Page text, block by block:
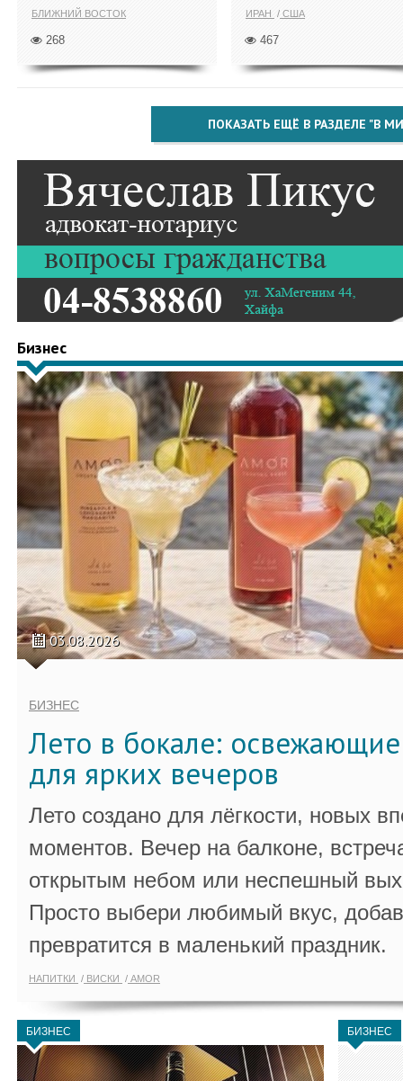
БЛИЖНИЙ ВОСТОК
268
ИРАН США
467
ПОКАЗАТЬ ЕЩЁ В РАЗДЕЛЕ "В
Бизнес
03.08.2026
БИЗНЕС
Лето в бокале:
для ярких вечеров
Лето создано для лёгкости, новых
моментов. Вечер на балконе,
открытым небом или неспешный
Просто выбери любимый вкус,
превратится в маленький праздник.
НАПИТКИ ВИСКИ AMOR
БИЗНЕС БИЗНЕС